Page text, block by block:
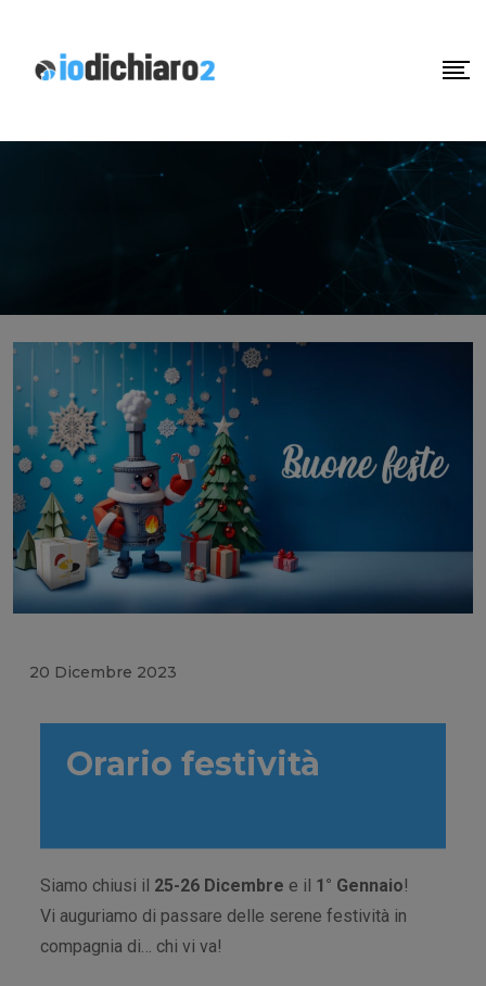
20 Dicembre 2023
Orario festività
Siamo chiusi il 25-26 Dicembre e il 1° Gennaio!
Vi auguriamo di passare delle serene festività in
compagnia di… chi vi va!